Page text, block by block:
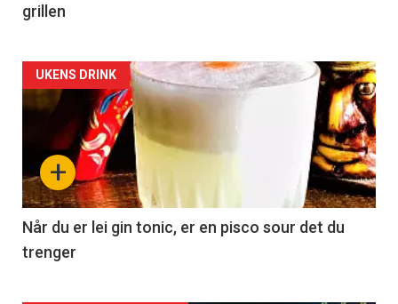
grillen
Forsiden
akkurat
nå
-
2
+
UKENS DRINK
Når du er lei gin tonic, er en pisco sour det du
trenger